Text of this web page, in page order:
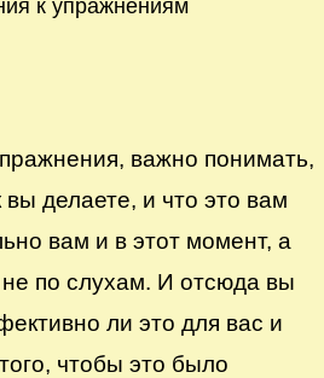
важно понимать,
вы делаете, и что это вам
вам и в этот момент, а
по слухам. И отсюда вы
ли это для вас и
чтобы это было